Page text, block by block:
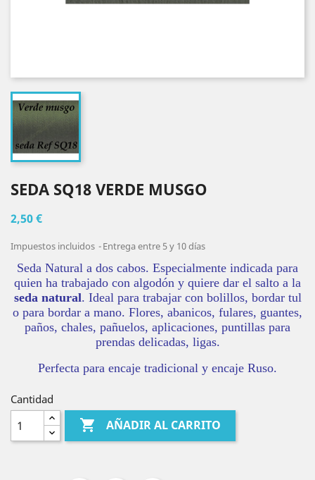
SEDA SQ18 VERDE MUSGO
2,50 €
Impuestos incluidos Entrega entre 5 y 10 días
Seda Natural a dos cabos. Especialmente indicada para
quien ha trabajado con algodón y quiere dar el salto a la
seda natural. Ideal para trabajar con bolillos, bordar tul
o para bordar a mano. Flores, abanicos, fulares, guantes,
paños, chales, pañuelos, aplicaciones, puntillas para
prendas delicadas, ligas.
Perfecta para encaje tradicional y encaje Ruso.
Cantidad
 AÑADIR AL CARRITO